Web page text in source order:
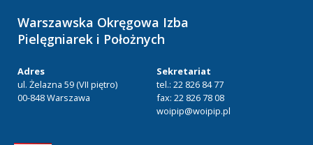
Warszawska Okręgowa Izba
Pielęgniarek i Położnych
Adres
ul. Żelazna 59 (VII piętro)
00-848 Warszawa
Sekretariat
tel.: 22 826 84 77
fax: 22 826 78 08
woipip@woipip.pl